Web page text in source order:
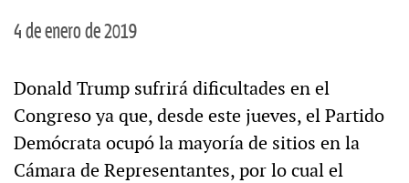
4 de enero de 2019
Donald Trump sufrirá dificultades en el
Congreso ya que, desde este jueves, el Partido
Demócrata ocupó la mayoría de sitios en la
Cámara de Representantes, por lo cual el